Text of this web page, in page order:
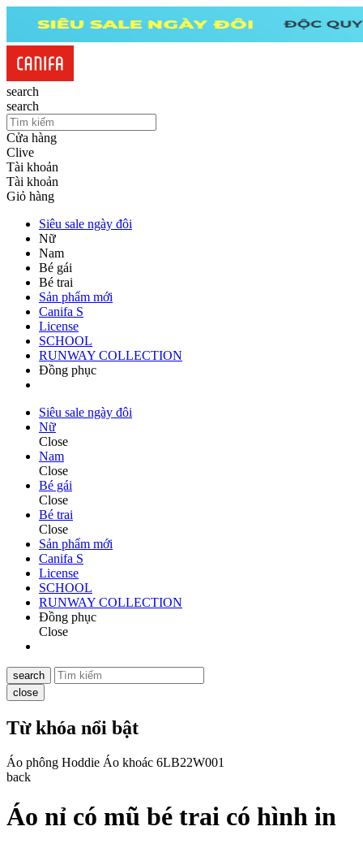
search
search
Cửa hàng
Clive
Tài khoản
Tài khoản
Giỏ hàng
Siêu sale ngày đôi
Nữ
Nam
Bé gái
Bé trai
Sản phẩm mới
Canifa S
License
SCHOOL
RUNWAY COLLECTION
Đồng phục
Siêu sale ngày đôi
Nữ
Close
Nam
Close
Bé gái
Close
Bé trai
Close
Sản phẩm mới
Canifa S
License
SCHOOL
RUNWAY COLLECTION
Đồng phục
Close
search
close
Từ khóa nổi bật
Áo phông Hoddie Áo khoác 6LB22W001
back
Áo nỉ có mũ bé trai có hình in